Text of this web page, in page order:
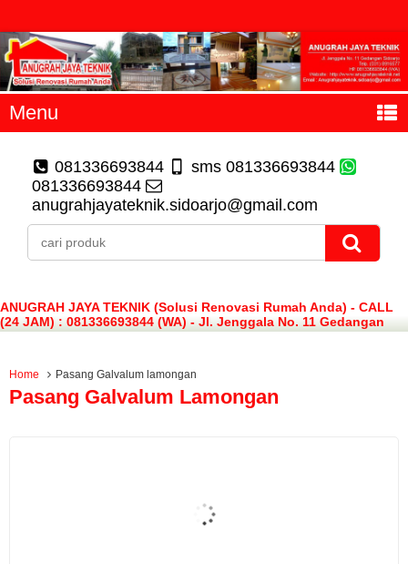
Menu
081336693844
sms 081336693844
081336693844
anugrahjayateknik.sidoarjo@gmail.com
ANUGRAH JAYA TEKNIK (Solusi Renovasi Rumah Anda) - CALL
(24 JAM) : 081336693844 (WA) - Jl. Jenggala No. 11 Gedangan
Sidoarjo
Home Pasang Galvalum lamongan
Pasang Galvalum Lamongan